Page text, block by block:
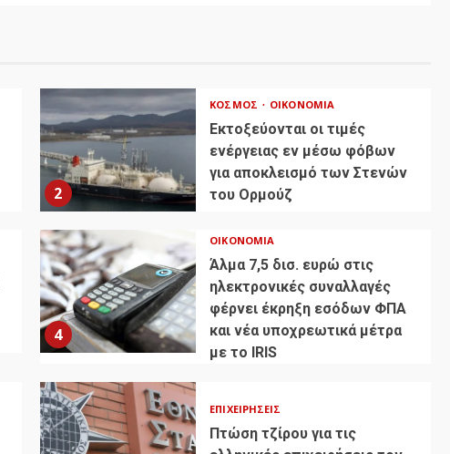
2
ΚΌΣΜΟΣ ΟΙΚΟΝΟΜΊΑ
Εκτοξεύονται οι τιμές
ενέργειας εν μέσω φόβων
για αποκλεισμό των Στενών
του Ορμούζ
4
ΟΙΚΟΝΟΜΊΑ
Άλμα 7,5 δισ. ευρώ στις
ηλεκτρονικές συναλλαγές
φέρνει έκρηξη εσόδων ΦΠΑ
και νέα υποχρεωτικά μέτρα
με το IRIS
ΕΠΙΧΕΙΡΉΣΕΙΣ
Πτώση τζίρου για τις